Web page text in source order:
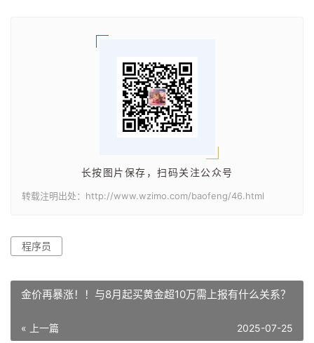
长按图片保存，扫码关注公众号
转载注明出处：http://www.wzimo.com/baofeng/46.html
程序员
金价再暴涨！！与8月起买黄金超10万需上报有什么关系？
« 上一篇 2025-07-25